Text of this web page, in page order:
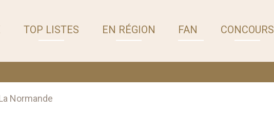
TOP LISTES EN RÉGION FAN CONCOURS
Normande